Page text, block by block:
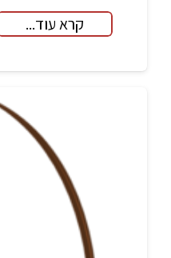
קרא עוד...